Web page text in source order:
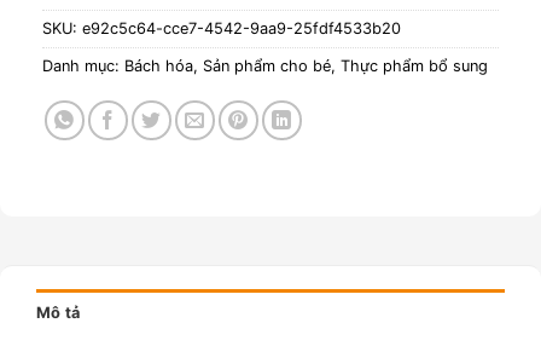
SKU: e92c5c64-cce7-4542-9aa9-25fdf4533b20
Danh mục: Bách hóa, Sản phẩm cho bé, Thực phẩm bổ sung
Mô tả